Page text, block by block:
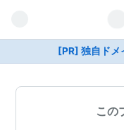
[PR] 独自ドメ
この